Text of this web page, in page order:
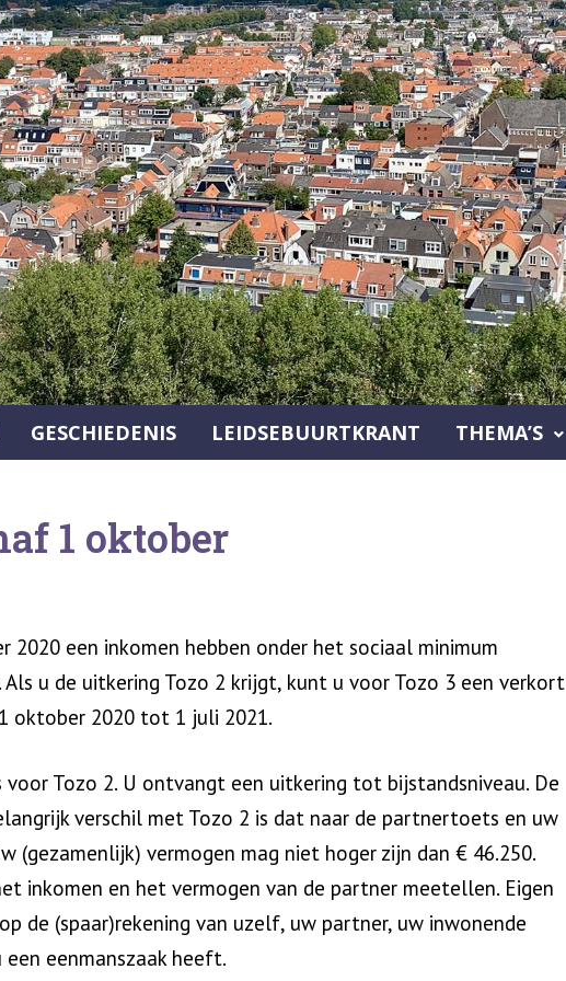
GESCHIEDENIS LEIDSEBUURTKRANT THEMA’S
1 oktober
2020 een inkomen hebben onder het sociaal minimum
u de uitkering Tozo 2 krijgt, kunt u voor Tozo 3 een verkort
oktober 2020 tot 1 juli 2021.
Tozo 2. U ontvangt een uitkering tot bijstandsniveau. De
verschil met Tozo 2 is dat naar de partnertoets en uw
(gezamenlijk) vermogen mag niet hoger zijn dan € 46.250.
inkomen en het vermogen van de partner meetellen. Eigen
de (spaar)rekening van uzelf, uw partner, uw inwonende
eenmanszaak heeft.